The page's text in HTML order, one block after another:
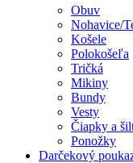
Obuv
Nohavice/
Košele
Polokošeľa
Tričká
Mikiny
Bundy
Vesty
Čiapky a
Ponožky
Darčekový